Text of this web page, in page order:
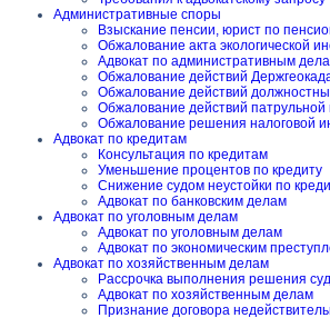
Административные споры
Взыскание пенсии, юрист по
Обжалование акта экологической
Адвокат по административным
Обжалование действий
Обжалование действий
Обжалование действий
Обжалование решения налоговой
Адвокат по кредитам
Консультация по кредитам
Уменьшение процентов по кредиту
Снижение судом неустойки по
Адвокат по банковским делам
Адвокат по уголовным делам
Адвокат по уголовным делам
Адвокат по экономическим
Адвокат по хозяйственным делам
Рассрочка выполнения решения
Адвокат по хозяйственным делам
Признание договора